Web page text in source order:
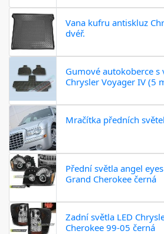
Vana kufru antiskluz
dvéř.
Gumové autokoberce
Chrysler Voyager IV (5
Mračítka předních
Přední světla angel
Grand Cherokee černá
Zadní světla LED
Cherokee 99-05 černá